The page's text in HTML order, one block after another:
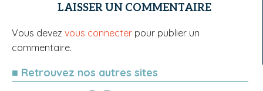
LAISSER UN COMMENTAIRE
Vous devez vous connecter pour publier un
commentaire.
■ Retrouvez nos autres sites